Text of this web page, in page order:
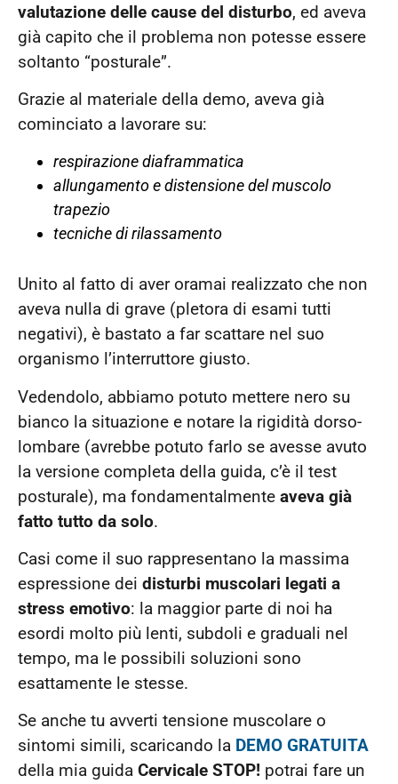
valutazione delle cause del disturbo, ed aveva
già capito che il problema non potesse essere
soltanto “posturale”.
Grazie al materiale della demo, aveva già
cominciato a lavorare su:
respirazione diaframmatica
allungamento e distensione del muscolo
trapezio
tecniche di rilassamento
Unito al fatto di aver oramai realizzato che non
aveva nulla di grave (pletora di esami tutti
negativi), è bastato a far scattare nel suo
organismo l’interruttore giusto.
Vedendolo, abbiamo potuto mettere nero su
bianco la situazione e notare la rigidità dorso-
lombare (avrebbe potuto farlo se avesse avuto
la versione completa della guida, c’è il test
posturale), ma fondamentalmente aveva già
fatto tutto da solo.
Casi come il suo rappresentano la massima
espressione dei disturbi muscolari legati a
stress emotivo: la maggior parte di noi ha
esordi molto più lenti, subdoli e graduali nel
tempo, ma le possibili soluzioni sono
esattamente le stesse.
Se anche tu avverti tensione muscolare o
sintomi simili, scaricando la DEMO GRATUITA
della mia guida Cervicale STOP! potrai fare un